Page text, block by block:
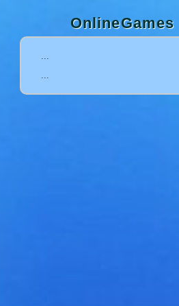
OnlineGames
...
...